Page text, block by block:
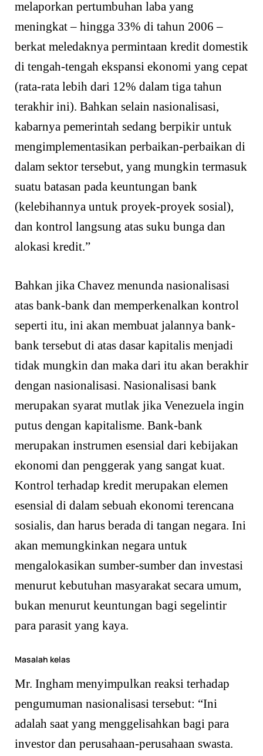
melaporkan pertumbuhan laba yang
meningkat – hingga 33% di tahun 2006 –
berkat meledaknya permintaan kredit domestik
di tengah-tengah ekspansi ekonomi yang cepat
(rata-rata lebih dari 12% dalam tiga tahun
terakhir ini). Bahkan selain nasionalisasi,
kabarnya pemerintah sedang berpikir untuk
mengimplementasikan perbaikan-perbaikan di
dalam sektor tersebut, yang mungkin termasuk
suatu batasan pada keuntungan bank
(kelebihannya untuk proyek-proyek sosial),
dan kontrol langsung atas suku bunga dan
alokasi kredit.”
Bahkan jika Chavez menunda nasionalisasi
atas bank-bank dan memperkenalkan kontrol
seperti itu, ini akan membuat jalannya bank-
bank tersebut di atas dasar kapitalis menjadi
tidak mungkin dan maka dari itu akan berakhir
dengan nasionalisasi. Nasionalisasi bank
merupakan syarat mutlak jika Venezuela ingin
putus dengan kapitalisme. Bank-bank
merupakan instrumen esensial dari kebijakan
ekonomi dan penggerak yang sangat kuat.
Kontrol terhadap kredit merupakan elemen
esensial di dalam sebuah ekonomi terencana
sosialis, dan harus berada di tangan negara. Ini
akan memungkinkan negara untuk
mengalokasikan sumber-sumber dan investasi
menurut kebutuhan masyarakat secara umum,
bukan menurut keuntungan bagi segelintir
para parasit yang kaya.
Masalah kelas
Mr. Ingham menyimpulkan reaksi terhadap
pengumuman nasionalisasi tersebut: “Ini
adalah saat yang menggelisahkan bagi para
investor dan perusahaan-perusahaan swasta.